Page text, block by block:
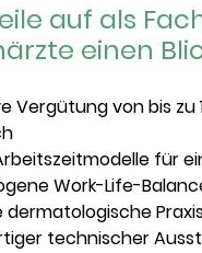
auf als
einen
Vergütung von bis
für
Work-Life-
dermatologische
technischer